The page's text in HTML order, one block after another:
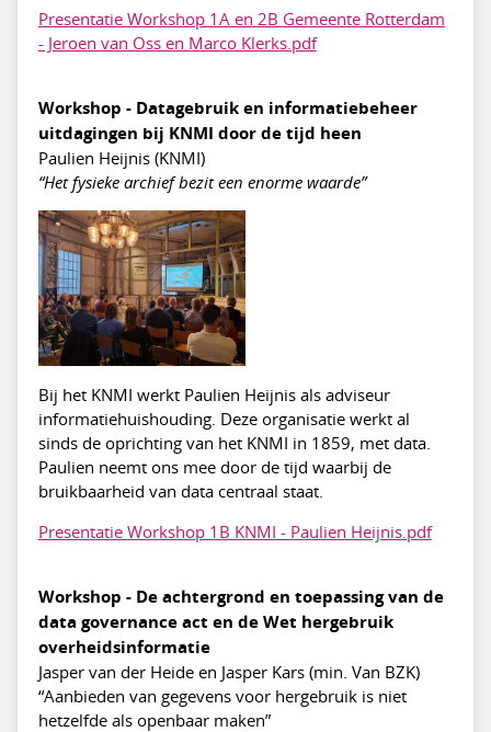
Presentatie Workshop 1A en 2B Gemeente Rotterdam
- Jeroen van Oss en Marco Klerks.pdf
Workshop - Datagebruik en informatiebeheer
uitdagingen bij KNMI door de tijd heen
Paulien Heijnis (KNMI)
“Het fysieke archief bezit een enorme waarde”
Bij het KNMI werkt Paulien Heijnis als adviseur
informatiehuishouding. Deze organisatie werkt al
sinds de oprichting van het KNMI in 1859, met data.
Paulien neemt ons mee door de tijd waarbij de
bruikbaarheid van data centraal staat.
Presentatie Workshop 1B KNMI - Paulien Heijnis.pdf
Workshop - De achtergrond en toepassing van de
data governance act en de Wet hergebruik
overheidsinformatie
Jasper van der Heide en Jasper Kars (min. Van BZK)
“Aanbieden van gegevens voor hergebruik is niet
hetzelfde als openbaar maken”